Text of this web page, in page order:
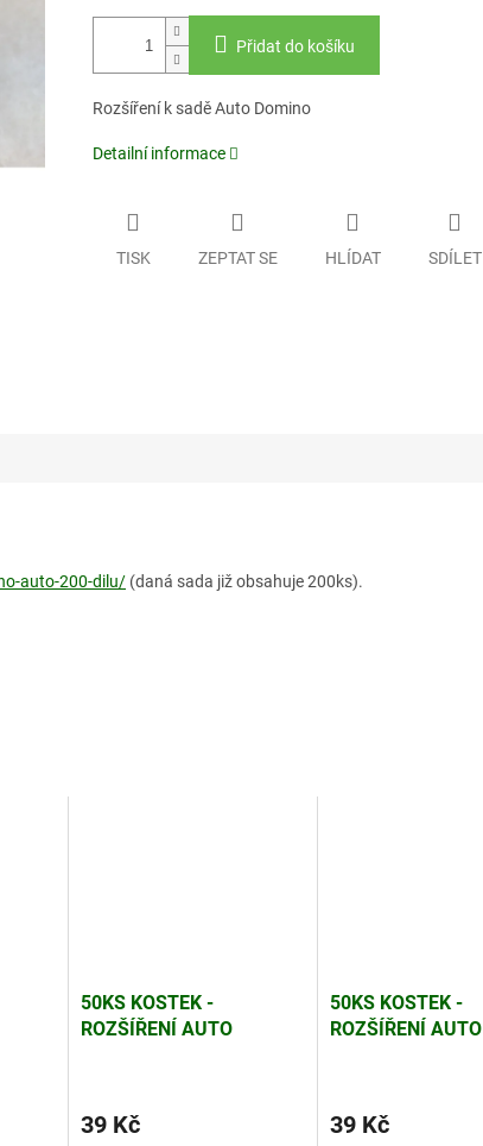
Přidat do košíku
Rozšíření k sadě Auto Domino
Detailní informace
TISK ZEPTAT SE HLÍDAT SDÍLET
auto-200-dilu/ (daná sada již obsahuje 200ks).
50KS KOSTEK -
ROZŠÍŘENÍ AUTO
39 Kč
50KS KOSTEK -
ROZŠÍŘENÍ AUTO
39 Kč